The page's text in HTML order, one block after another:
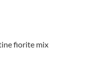
fiorite mix